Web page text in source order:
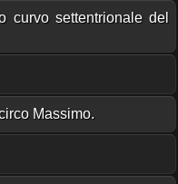
curvo settentrionale del
Massimo.